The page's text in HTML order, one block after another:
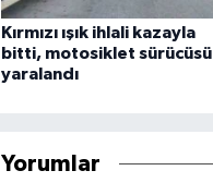
Kırmızı ışık ihlali kazayla
bitti, motosiklet sürücüsü
yaralandı
Yorumlar